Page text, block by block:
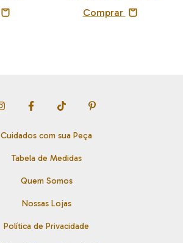
Comprar
Cuidados com sua Peça
Tabela de Medidas
Quem Somos
Nossas Lojas
Política de Privacidade